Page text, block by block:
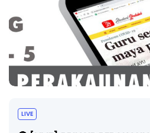
TRANSFORMASI DIGITAL